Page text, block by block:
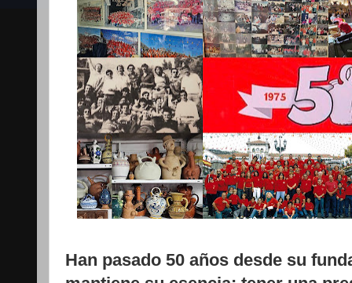
Han pasado 50 años desde su